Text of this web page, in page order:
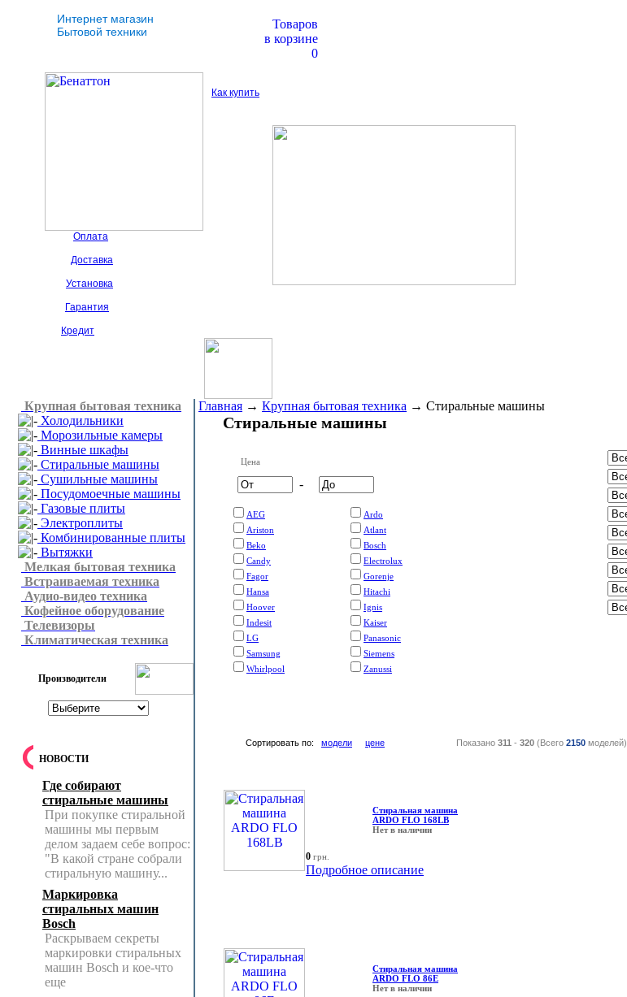
Интернет магазин
Бытовой техники
Товаров
в корзине
0
Как купить
Оплата
Доставка
Установка
Гарантия
Кредит
Крупная бытовая техника
Холодильники
Морозильные камеры
Винные шкафы
Стиральные машины
Сушильные машины
Посудомоечные машины
Газовые плиты
Электроплиты
Комбинированные плиты
Вытяжки
Мелкая бытовая техника
Встраиваемая техника
Аудио-видео техника
Кофейное оборудование
Телевизоры
Климатическая техника
Производители
НОВОСТИ
Где собирают
стиральные машины
При покупке стиральной
машины мы первым
делом задаем себе вопрос:
"В какой стране собрали
стиральную машину...
Маркировка
стиральных машин
Bosch
Раскрываем секреты
маркировки стиральных
машин Bosch и кое-что
еще
Главная → Крупная бытовая техника → Стиральные машины
Стиральные машины
Цена
-
AEG
Ardo
Ariston
Atlant
Beko
Bosch
Candy
Electrolux
Fagor
Gorenje
Hansa
Hitachi
Hoover
Ignis
Indesit
Kaiser
LG
Panasonic
Samsung
Siemens
Whirlpool
Zanussi
Сортировать по: модели цене Показано 311 - 320 (Всего 2150 моделей)
Стиральная машина
ARDO FLO 168LB
Нет в наличии
0 грн.
Подробное описание
Стиральная машина
ARDO FLO 86E
Нет в наличии